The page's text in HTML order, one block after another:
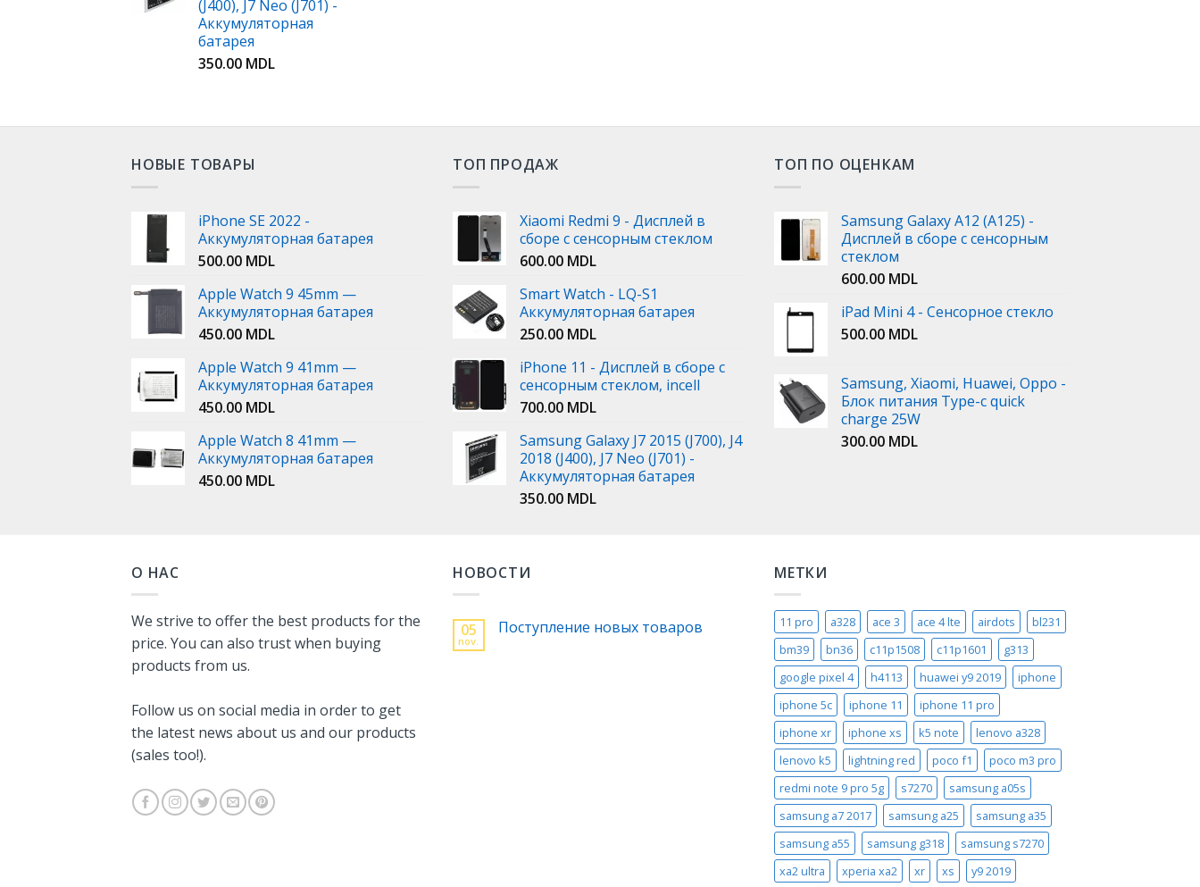
(J400), J7 Neo (J701) -
Аккумуляторная
батарея
350.00 MDL
НОВЫЕ ТОВАРЫ
iPhone SE 2022 -
Аккумуляторная батарея
500.00 MDL
Apple Watch 9 45mm —
Аккумуляторная батарея
450.00 MDL
Apple Watch 9 41mm —
Аккумуляторная батарея
450.00 MDL
Apple Watch 8 41mm —
Аккумуляторная батарея
450.00 MDL
ТОП ПРОДАЖ
Xiaomi Redmi 9 - Дисплей в
сборе с сенсорным стеклом
600.00 MDL
Smart Watch - LQ-S1
Аккумуляторная батарея
250.00 MDL
iPhone 11 - Дисплей в сборе с
сенсорным стеклом, incell
700.00 MDL
Samsung Galaxy J7 2015 (J700), J4
2018 (J400), J7 Neo (J701) -
Аккумуляторная батарея
350.00 MDL
ТОП ПО ОЦЕНКАМ
Samsung Galaxy A12 (A125) -
Дисплей в сборе с сенсорным
стеклом
600.00 MDL
iPad Mini 4 - Сенсорное стекло
500.00 MDL
Samsung, Xiaomi, Huawei, Oppo -
Блок питания Type-c quick
charge 25W
300.00 MDL
О НАС
We strive to offer the best products for the
price. You can also trust when buying
products from us.
Follow us on social media in order to get
the latest news about us and our products
(sales too!).
НОВОСТИ
05
nov.
Поступление новых товаров
МЕТКИ
11 pro a328 ace 3 ace 4 lte airdots
bl231
bm39
bn36 c11p1508 c11p1601
g313
google pixel 4
h4113 huawei y9 2019
iphone
iphone 5c
iphone 11
iphone 11 pro
iphone xr
iphone xs k5 note
lenovo a328
lenovo k5
lightning red poco f1
poco m3 pro
redmi note 9 pro 5g
s7270
samsung a05s
samsung a7 2017
samsung a25
samsung a35
samsung a55
samsung g318
samsung s7270
xa2 ultra
xperia xa2 xr xs y9 2019